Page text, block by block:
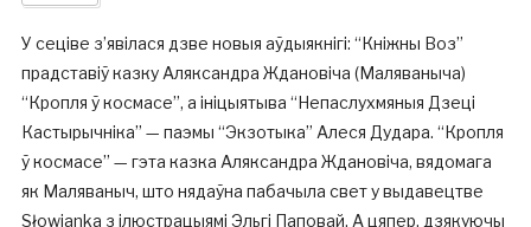
У сеціве з’явілася дзве новыя аўдыякнігі: “Кніжны Воз”
прадставіў казку Аляксандра Ждановіча (Маляваныча)
“Кропля ў космасе”, а ініцыятыва “Непаслухмяныя Дзеці
Кастырычніка” — паэмы “Экзотыка” Алеся Дудара. “Кропля
ў космасе” — гэта казка Аляксандра Ждановіча, вядомага
як Маляваныч, што нядаўна пабачыла свет у выдавецтве
Słowianka з ілюстрацыямі Эльгі Паповай. А цяпер, дзякуючы